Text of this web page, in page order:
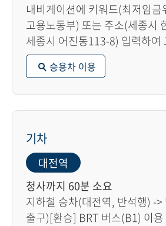
내비게이션에 키워드(최저임금
고용노동부) 또는 주소(세종시
세종시 어진동113-8) 입력하여
승용차 이용
기차
대전역
청사까지 60분 소요
지하철 승차(대전역, 반석행) ->
출구)[환승] BRT 버스(B1) 이용